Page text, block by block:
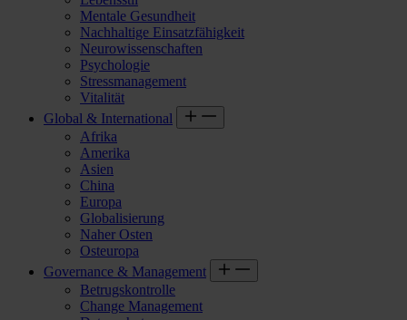
Mentale Gesundheit
Nachhaltige Einsatzfähigkeit
Neurowissenschaften
Psychologie
Stressmanagement
Vitalität
Global & International
Afrika
Amerika
Asien
China
Europa
Globalisierung
Naher Osten
Osteuropa
Governance & Management
Betrugskontrolle
Change Management